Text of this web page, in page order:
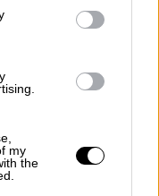
my
the
από τις
μιας
ανταρτών
Άσαντ,
καθώς οι